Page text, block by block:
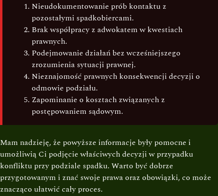
Nieudokumentowanie prób kontaktu z
pozostałymi spadkobiercami.
Brak współpracy z adwokatem w kwestiach
prawnych.
Podejmowanie działań bez wcześniejszego
zrozumienia sytuacji prawnej.
Nieznajomość prawnych konsekwencji decyzji o
odmowie podziału.
Zapominanie o kosztach związanych z
postępowaniem sądowym.
Mam nadzieję, że powyższe informacje były pomocne i
umożliwią Ci podjęcie właściwych decyzji w przypadku
konfliktu przy podziale spadku. Warto być dobrze
przygotowanym i znać swoje prawa oraz obowiązki, co może
znacząco ułatwić cały proces.